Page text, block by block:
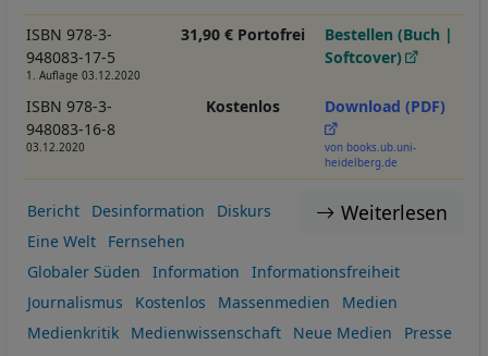
ISBN 978-3-
948083-17-5
1. Auflage 03.12.2020
31,90 € Portofrei
Bestellen (Buch |
Softcover)
ISBN 978-3-
948083-16-8
03.12.2020
Kostenlos Download (PDF)
von books.ub.uni-
heidelberg.de
Weiterlesen
Bericht Desinformation
Diskurs
Eine Welt
Fernsehen
Globaler Süden
Information
Informationsfreiheit
Journalismus
Kostenlos Massenmedien
Medien
Medienkritik
Medienwissenschaft Neue Medien
Presse